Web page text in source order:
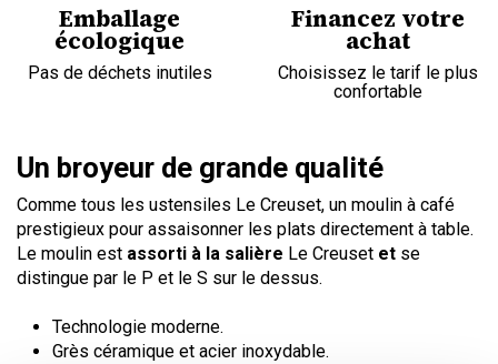
Emballage
écologique
Pas de déchets inutiles
Financez votre
achat
Choisissez le tarif le plus
confortable
Un broyeur de grande qualité
Comme tous les ustensiles Le Creuset, un moulin à café
prestigieux pour assaisonner les plats directement à table.
Le moulin est assorti à la salière Le Creuset et se
distingue par le P et le S sur le dessus.
Technologie moderne.
Grès céramique et acier inoxydable.